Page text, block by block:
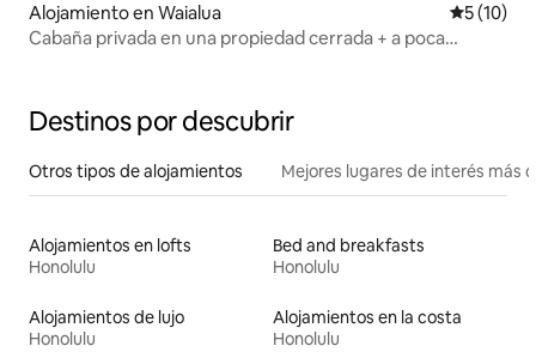
Alojamiento en Waialua
5 (10)
Cabaña privada en una propiedad cerrada + a poca
Destinos por descubrir
Otros tipos de alojamientos Mejores lugares de interés más
Alojamientos en lofts
Honolulu
Bed and breakfasts
Honolulu
Alojamientos de lujo
Honolulu
Alojamientos en la costa
Honolulu